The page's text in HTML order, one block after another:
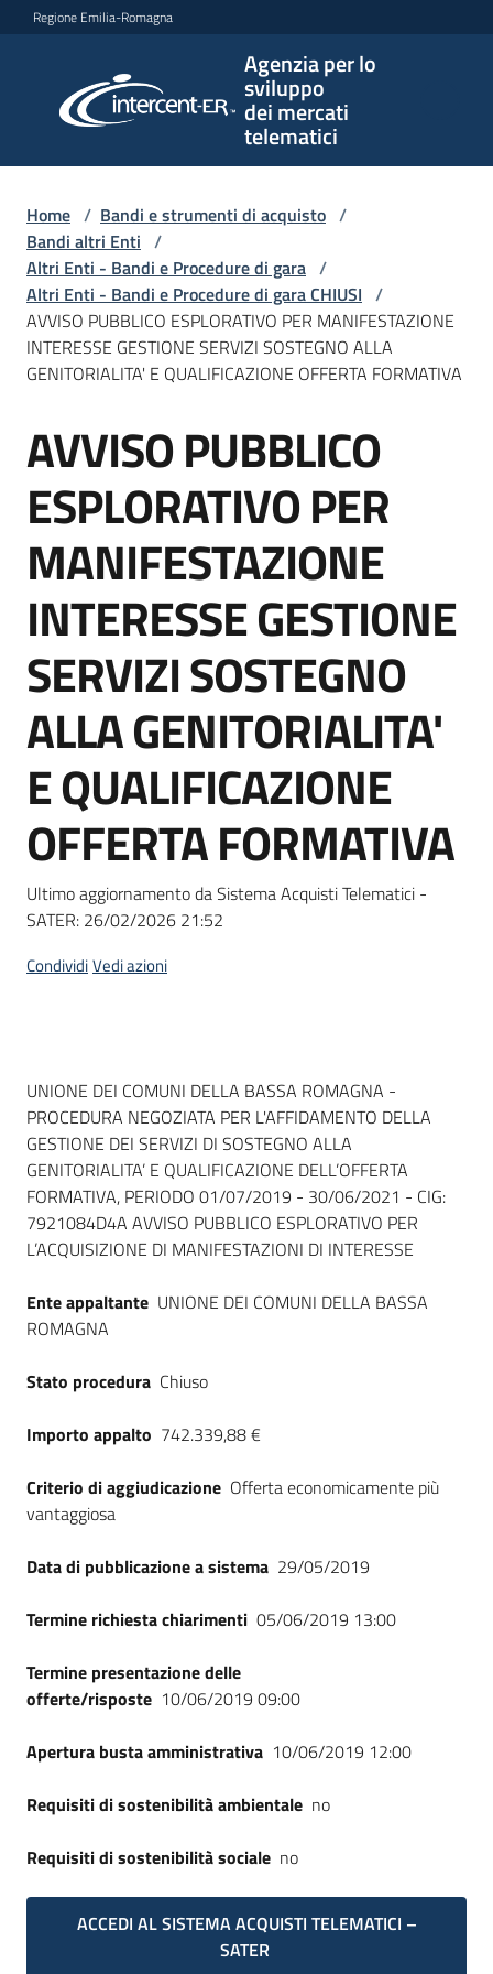
Vai al contenuto
Vai alla navigazione
Vai al footer
Regione Emilia-Romagna
Agenzia per lo
sviluppo
dei mercati
telematici
per lo
sviluppo
telematici
L'Agenzia
e
strumenti
acquisto
Supporto
Piattaforme
telematiche
site
Home / Bandi e strumenti di acquisto /
Bandi altri Enti /
Altri Enti - Bandi e Procedure di gara /
Altri Enti - Bandi e Procedure di gara CHIUSI /
AVVISO PUBBLICO ESPLORATIVO PER MANIFESTAZIONE
INTERESSE GESTIONE SERVIZI SOSTEGNO ALLA
GENITORIALITA' E QUALIFICAZIONE OFFERTA FORMATIVA
Salta al contenuto
AVVISO PUBBLICO
ESPLORATIVO PER
MANIFESTAZIONE
INTERESSE GESTIONE
SERVIZI SOSTEGNO
ALLA GENITORIALITA'
E QUALIFICAZIONE
OFFERTA FORMATIVA
Ultimo aggiornamento da Sistema Acquisti Telematici -
SATER: 26/02/2026 21:52
CondividiVedi azioni
Dati del bando
UNIONE DEI COMUNI DELLA BASSA ROMAGNA -
PROCEDURA NEGOZIATA PER L'AFFIDAMENTO DELLA
GESTIONE DEI SERVIZI DI SOSTEGNO ALLA
GENITORIALITA’ E QUALIFICAZIONE DELL’OFFERTA
FORMATIVA, PERIODO 01/07/2019 - 30/06/2021 - CIG:
7921084D4A AVVISO PUBBLICO ESPLORATIVO PER
L’ACQUISIZIONE DI MANIFESTAZIONI DI INTERESSE
Ente appaltante UNIONE DEI COMUNI DELLA BASSA
ROMAGNA
Stato procedura Chiuso
Importo appalto 742.339,88 €
Criterio di aggiudicazione Offerta economicamente più
vantaggiosa
Data di pubblicazione a sistema 29/05/2019
Termine richiesta chiarimenti 05/06/2019 13:00
Termine presentazione delle
offerte/risposte 10/06/2019 09:00
Apertura busta amministrativa 10/06/2019 12:00
Requisiti di sostenibilità ambientale no
Requisiti di sostenibilità sociale no
ACCEDI AL SISTEMA ACQUISTI TELEMATICI –
SATER